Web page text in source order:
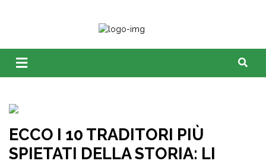
ECCO I 10 TRADITORI PIÙ
SPIETATI DELLA STORIA: LI